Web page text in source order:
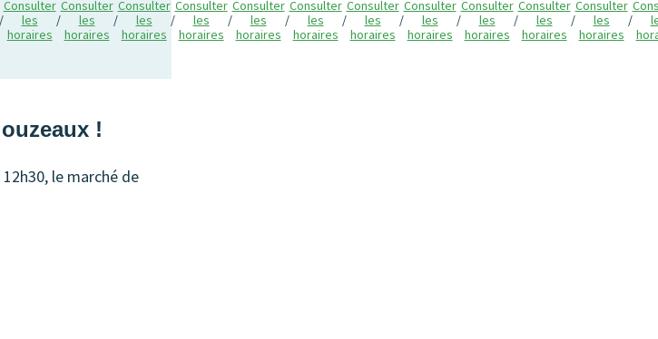
Google
/
Consulter
les
horaires
/
Consulter
les
horaires
/
Consulter
les
horaires
/
Consulter
les
horaires
/
Consulter
les
horaires
/
Consulter
les
horaires
/
Consulter
les
horaires
/
Consulter
les
horaires
/
Consulter
les
horaires
/
Consulter
les
horaires
/
Consulter
les
horaires
/
!
le marché de